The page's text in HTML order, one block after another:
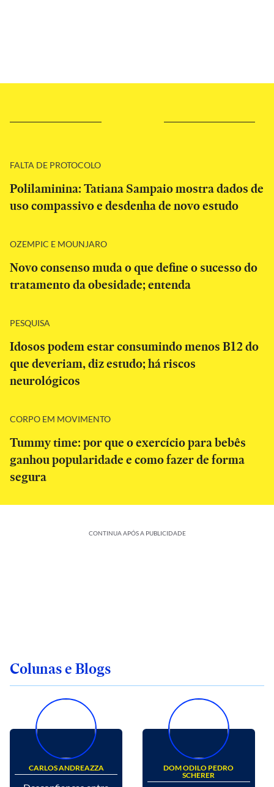
FALTA DE PROTOCOLO
Polilaminina: Tatiana Sampaio mostra dados de
uso compassivo e desdenha de novo estudo
OZEMPIC E MOUNJARO
Novo consenso muda o que define o sucesso do
tratamento da obesidade; entenda
PESQUISA
Idosos podem estar consumindo menos B12 do
que deveriam, diz estudo; há riscos
neurológicos
CORPO EM MOVIMENTO
Tummy time: por que o exercício para bebês
ganhou popularidade e como fazer de forma
segura
CONTINUA APÓS A PUBLICIDADE
Colunas e Blogs
CARLOS ANDREAZZA
DOM ODILO PEDRO
SCHERER